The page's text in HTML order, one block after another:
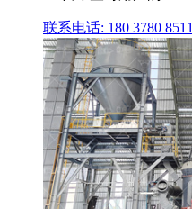
联系电话: 180 3780 8511